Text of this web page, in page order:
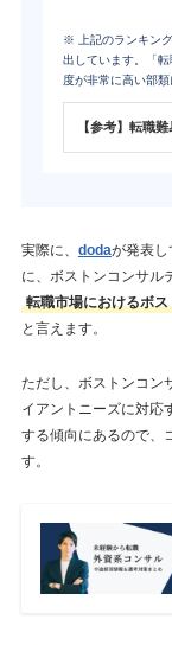
※ 上記のランキン
出しています。「
度が非常に高い部類
【参考】転職
実際に、 dodaが発表し
に、ボストンコンサル
転職市場におけるボ
と言えます。
ただし、ボストンコン
イアントニーズに対応
する傾向にあるので、
す。